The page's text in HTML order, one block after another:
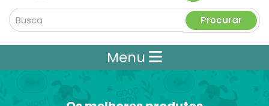
Procurar
Menu